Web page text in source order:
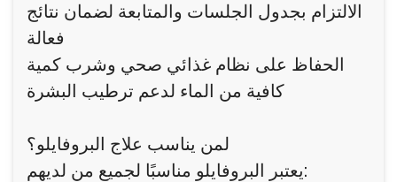
الالتزام بجدول الجلسات والمتابعة لضمان نتائج
فعالة
الحفاظ على نظام غذائي صحي وشرب كمية
كافية من الماء لدعم ترطيب البشرة
لمن يناسب علاج البروفايلو؟
يعتبر البروفايلو مناسبًا لجميع من لديهم: